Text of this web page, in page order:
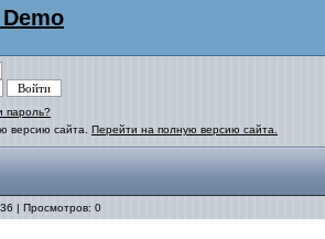
пароль?
версию сайта. Перейти на полную версию сайта.
| Просмотров: 0